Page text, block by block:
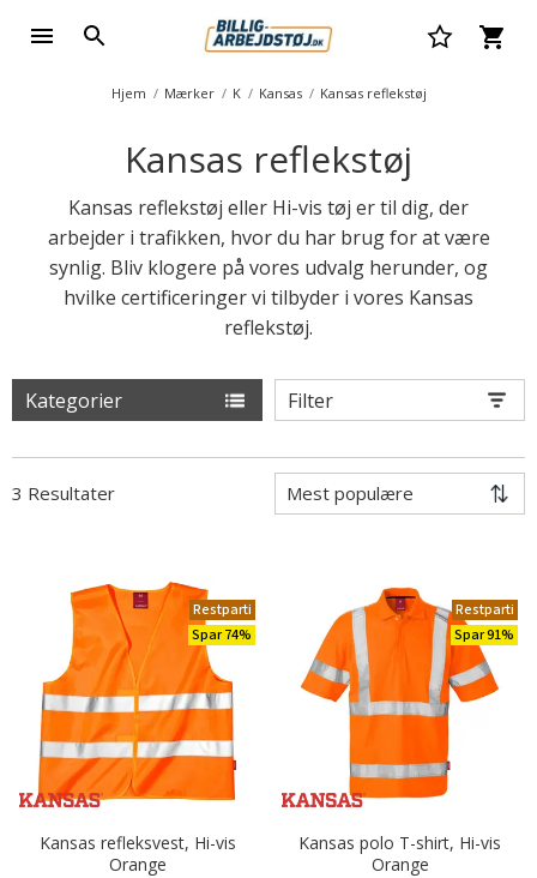
Hjem Mærker K Kansas Kansas reflekstøj
Kansas reflekstøj
Kansas reflekstøj eller Hi-vis tøj er til dig, der
arbejder i trafikken, hvor du har brug for at være
synlig. Bliv klogere på vores udvalg herunder, og
hvilke certificeringer vi tilbyder i vores Kansas
reflekstøj.
Kategorier Filter
3 Resultater
Restparti
Spar 74%
Kansas refleksvest, Hi-vis
Orange
Restparti
Spar 91%
Kansas polo T-shirt, Hi-vis
Orange